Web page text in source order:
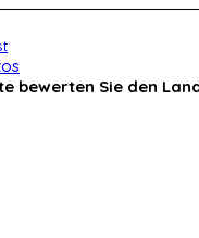
bewerten Sie den